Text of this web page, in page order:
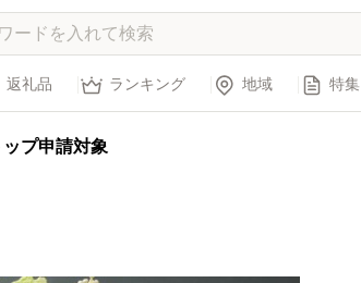
返礼品 ランキング 地域 特集
プ申請対象